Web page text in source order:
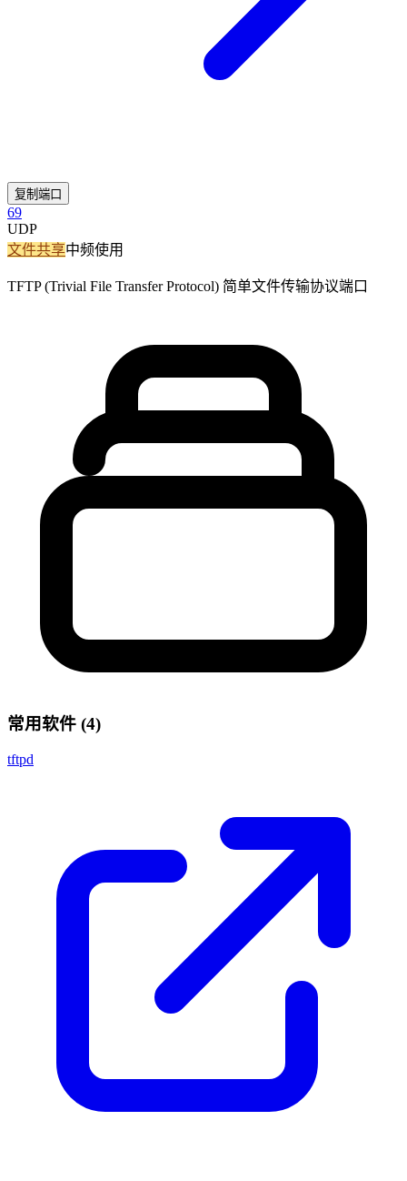
复制端口
69
UDP
文件共享中频使用
TFTP (Trivial File Transfer Protocol) 简单文件传输协议端口
常用软件 (4)
tftpd